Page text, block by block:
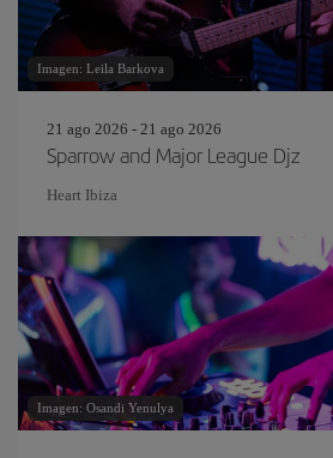
Imagen: Leila Barkova
21 ago 2026 - 21 ago 2026
Sparrow and Major League Djz
Heart Ibiza
Imagen: Osandi Yenulya